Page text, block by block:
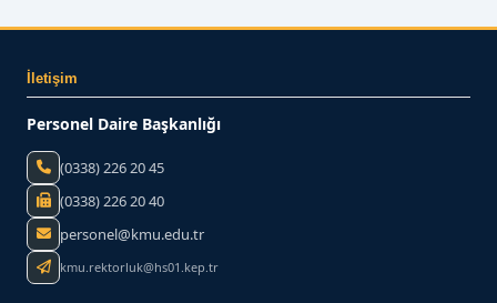
İletişim
Personel Daire Başkanlığı
(0338) 226 20 45
(0338) 226 20 40
personel@kmu.edu.tr
kmu.rektorluk@hs01.kep.tr